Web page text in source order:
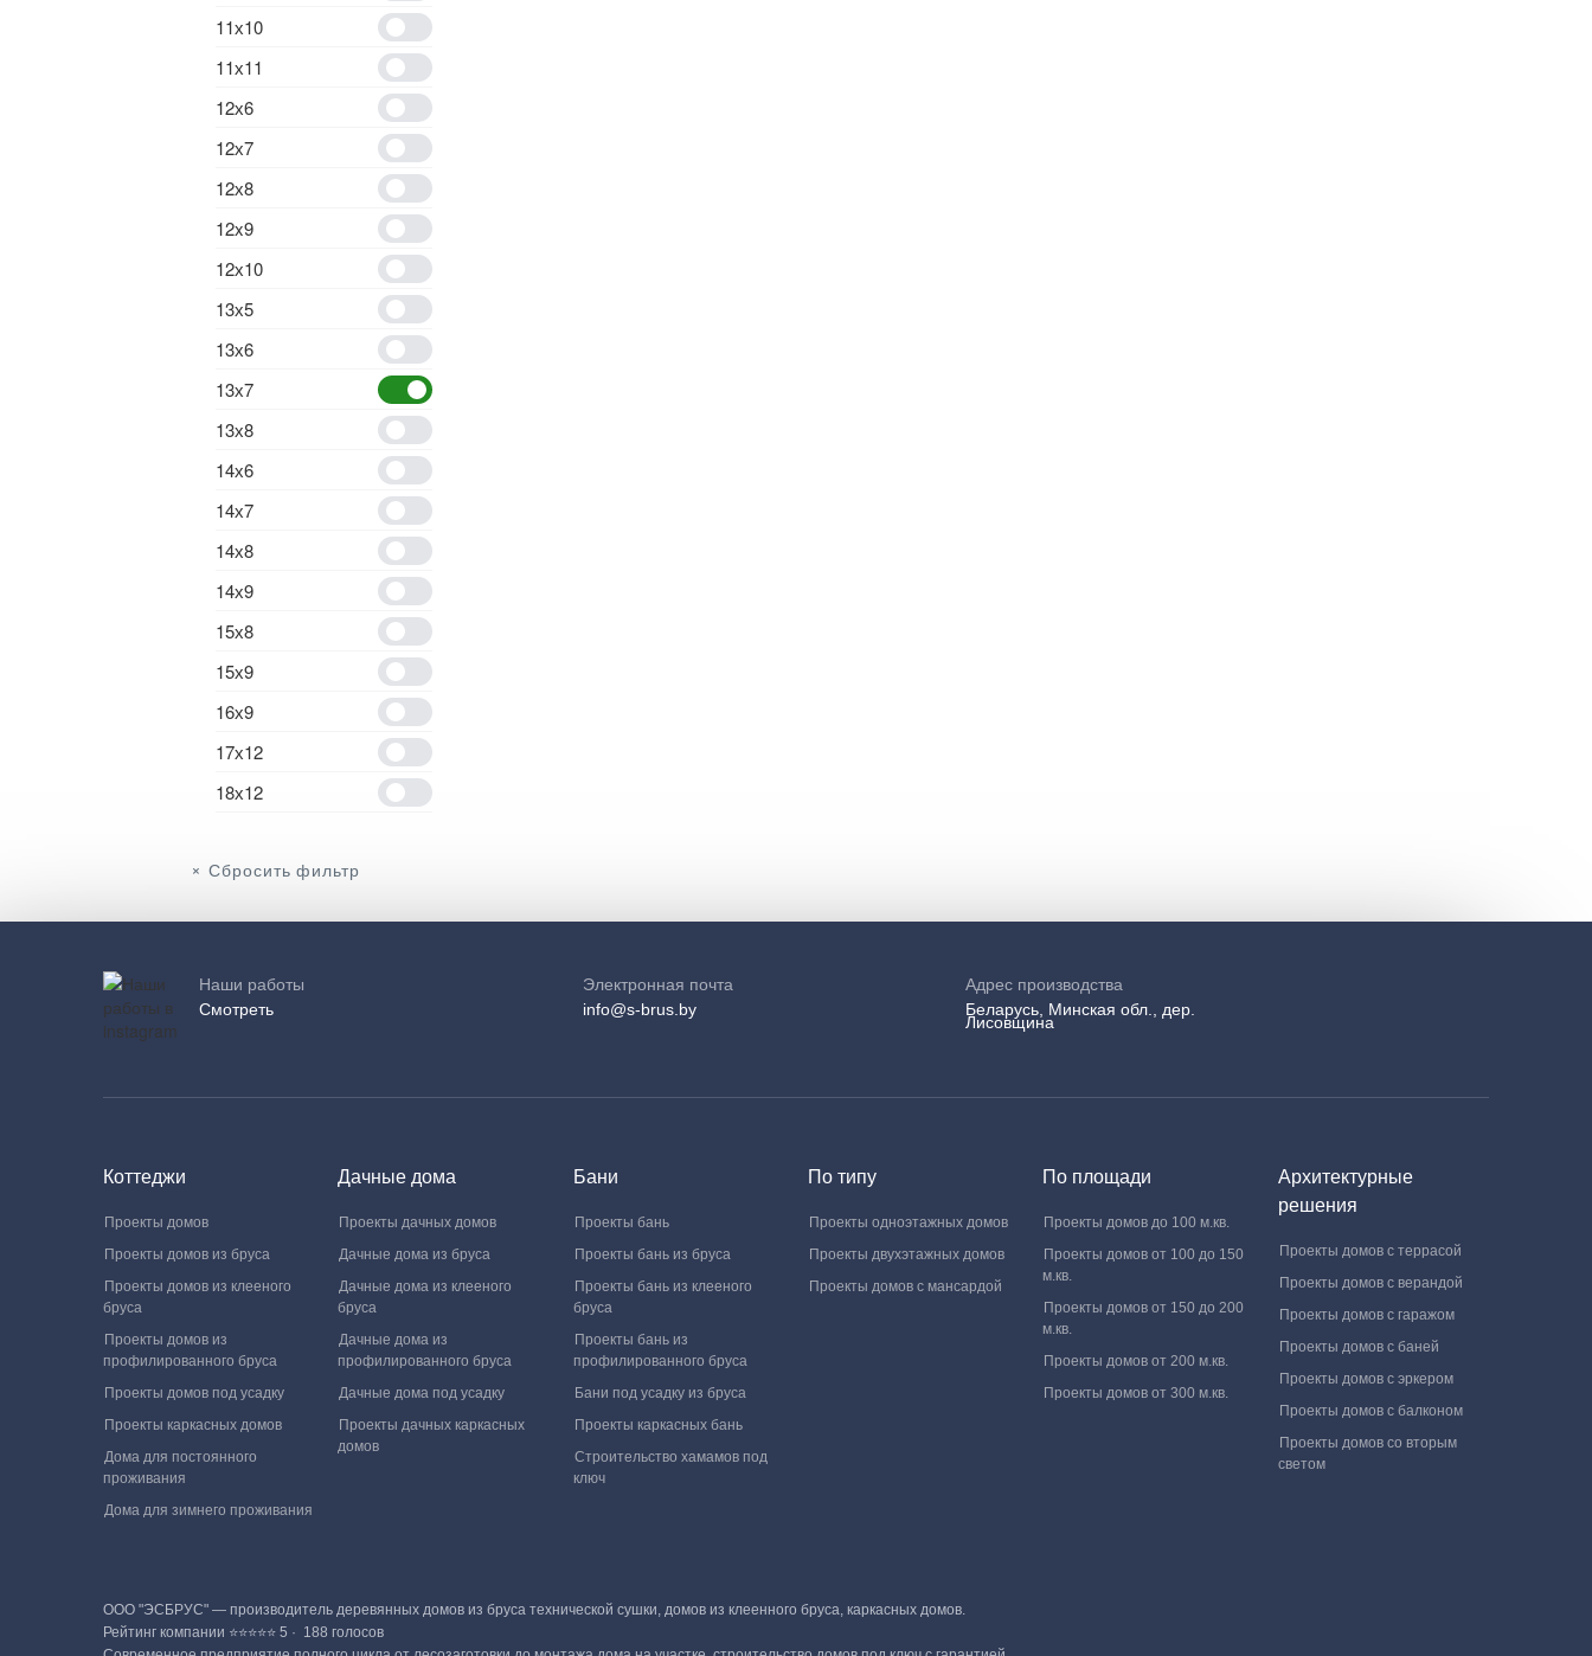
11х10
11х11
12х6
12х7
12х8
12x9
12х10
13х5
13х6
13х7
13х8
14х6
14х7
14х8
14х9
15х8
15х9
16х9
17х12
18х12
Сбросить фильтр
Наши работы
Смотреть
Электронная почта
info@s-brus.by
Адрес производства
Беларусь, Минская обл., дер.
Лисовщина
Коттеджи
Проекты домов
Проекты домов из бруса
Проекты домов из клееного
бруса
Проекты домов из
профилированного бруса
Проекты домов под усадку
Проекты каркасных домов
Дома для постоянного
проживания
Дома для зимнего проживания
Дачные дома
Проекты дачных домов
Дачные дома из бруса
Дачные дома из клееного
бруса
Дачные дома из
профилированного бруса
Дачные дома под усадку
Проекты дачных каркасных
домов
Бани
Проекты бань
Проекты бань из бруса
Проекты бань из клееного
бруса
Проекты бань из
профилированного бруса
Бани под усадку из бруса
Проекты каркасных бань
Строительство хамамов под
ключ
По типу
Проекты одноэтажных домов
Проекты двухэтажных домов
Проекты домов с мансардой
По площади
Проекты домов до 100 м.кв.
Проекты домов от 100 до 150
м.кв.
Проекты домов от 150 до 200
м.кв.
Проекты домов от 200 м.кв.
Проекты домов от 300 м.кв.
Архитектурные
решения
Проекты домов с террасой
Проекты домов с верандой
Проекты домов с гаражом
Проекты домов с баней
Проекты домов с эркером
Проекты домов с балконом
Проекты домов со вторым
светом
ООО "ЭСБРУС" — производитель деревянных домов из бруса технической сушки, домов из клеенного бруса, каркасных домов.
Рейтинг компании ⭐⭐⭐⭐⭐ 5 · ‎ 188 голосов